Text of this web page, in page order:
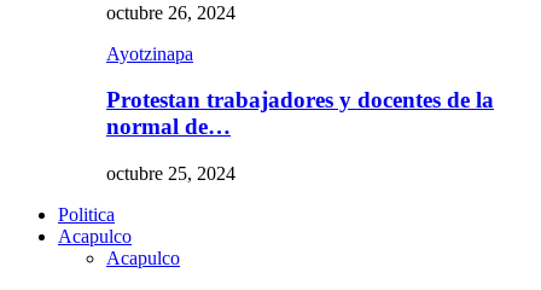
octubre 26, 2024
Ayotzinapa
Protestan trabajadores y docentes de la
normal de…
octubre 25, 2024
Politica
Acapulco
Acapulco